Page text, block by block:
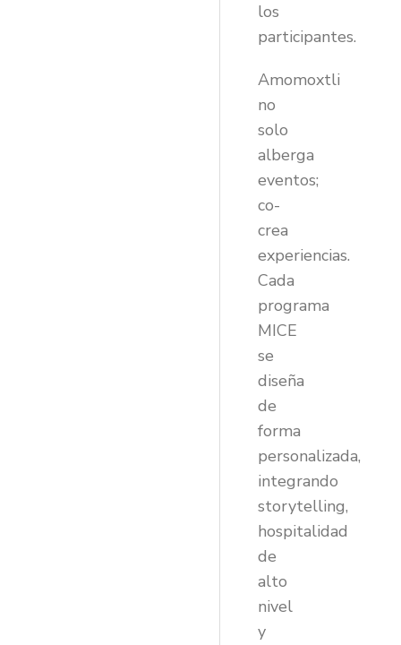
los
participantes.
Amomoxtli
no
solo
alberga
eventos;
co-
crea
experiencias.
Cada
programa
MICE
se
diseña
de
forma
personalizada,
integrando
storytelling,
hospitalidad
de
alto
nivel
y